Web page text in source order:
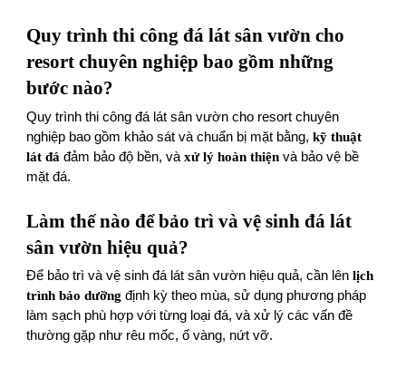
Quy trình thi công đá lát sân vườn cho
resort chuyên nghiệp bao gồm những
bước nào?
Quy trình thi công đá lát sân vườn cho resort chuyên
nghiệp bao gồm khảo sát và chuẩn bị mặt bằng,kỹ thuật
lát đá đảm bảo độ bền, vàxử lý hoàn thiện và bảo vệ bề
mặt đá.
Làm thế nào để bảo trì và vệ sinh đá lát
sân vườn hiệu quả?
Để bảo trì và vệ sinh đá lát sân vườn hiệu quả, cần lênlịch
trình bảo dưỡng định kỳ theo mùa, sử dụng phương pháp
làm sạch phù hợp với từng loại đá, và xử lý các vấn đề
thường gặp như rêu mốc, ố vàng, nứt vỡ.